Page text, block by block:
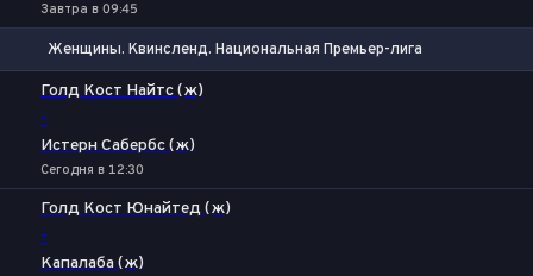
Завтра в 09:45
Женщины. Квинсленд. Национальная Премьер-лига
Голд Кост Найтс (ж)
-
Истерн Сабербс (ж)
Сегодня в 12:30
Голд Кост Юнайтед (ж)
-
Капалаба (ж)